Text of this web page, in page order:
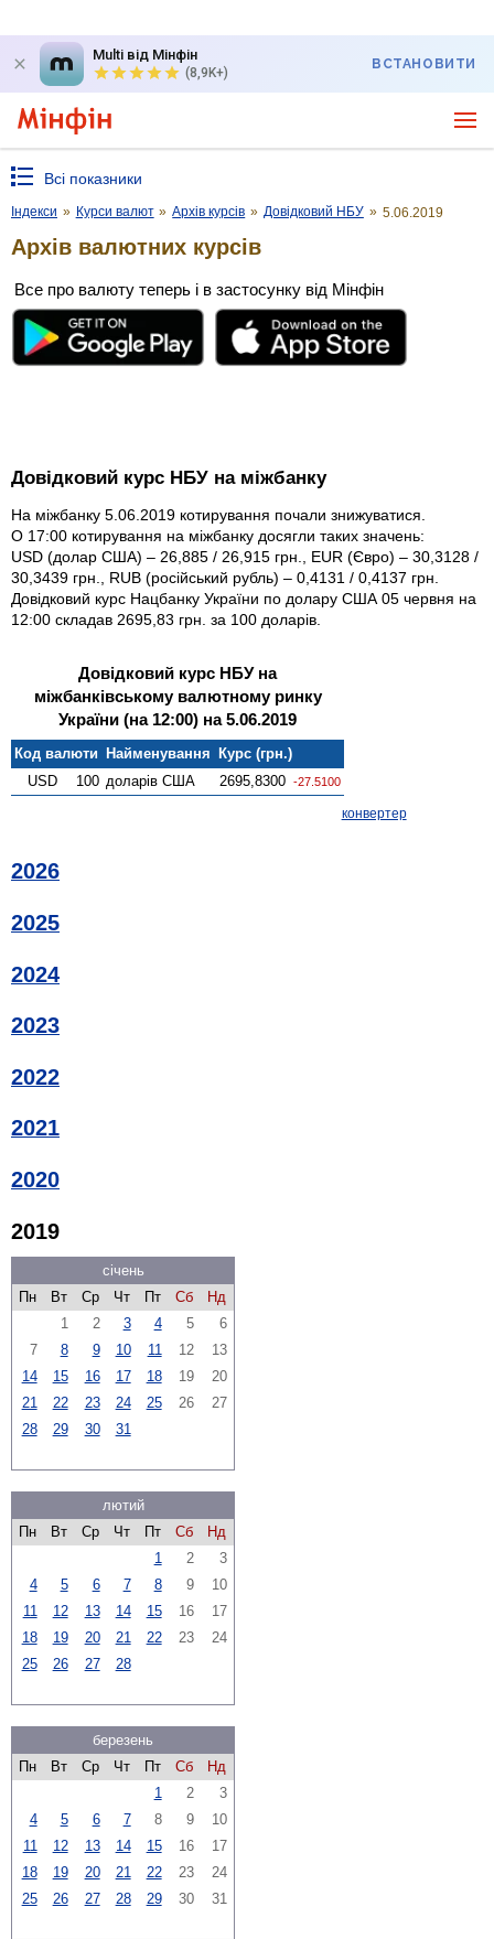
Multi від Мінфін
(8,9K+)
ВСТАНОВИТИ
Всі показники
Індекси » Курси валют » Архів курсів » Довідковий НБУ » 5.06.2019
Архів валютних курсів
Все про валюту теперь і в застосунку від Мінфін
Довідковий курс НБУ на міжбанку
На міжбанку 5.06.2019 котирування почали знижуватися.
О 17:00 котирування на міжбанку досягли таких значень:
USD (долар США) – 26,885 / 26,915 грн., EUR (Євро) – 30,3128 /
30,3439 грн., RUB (російський рубль) – 0,4131 / 0,4137 грн.
Довідковий курс Нацбанку України по долару США 05 червня на
12:00 складав 2695,83 грн. за 100 доларів.
Довідковий курс НБУ на
міжбанківському валютному ринку
України (на 12:00) на 5.06.2019
Код валюти Найменування
Курс (грн.)
USD
100 доларів США 2695,8300 -27.5100
конвертер
2026
2025
2024
2023
2022
2021
2020
2019
січень
Пн
Вт Ср Чт Пт Сб
Нд
1
2 3 4 5
6
7
8 9 10 11 12
13
14
15 16 17 18 19
20
21
22 23 24 25 26
27
28
29 30 31
лютий
Пн
Вт Ср Чт Пт Сб
Нд
1
2
3
4
5 6 7 8 9
10
11
12 13 14 15 16
17
18
19 20 21 22 23
24
25
26 27 28
березень
Пн
Вт Ср Чт Пт Сб
Нд
1
2
3
4
5 6 7 8 9
10
11
12 13 14 15 16
17
18
19 20 21 22 23
24
25
26 27 28 29 30 31